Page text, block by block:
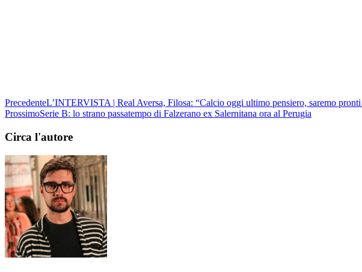
PrecedenteL’INTERVISTA | Real Aversa, Filosa: “Calcio oggi ultimo pensiero, saremo
ProssimoSerie B: lo strano passatempo di Falzerano ex Salernitana ora al Perugia
Circa l'autore